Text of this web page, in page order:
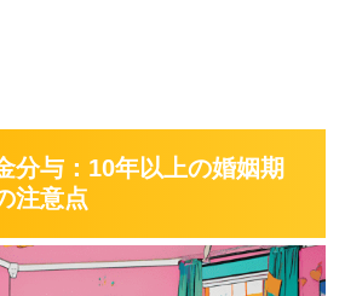
分与：10年以上の婚姻期
注意点